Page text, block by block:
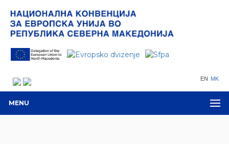
EN MK
MENU